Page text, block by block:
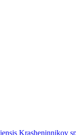
Krasheninnikov